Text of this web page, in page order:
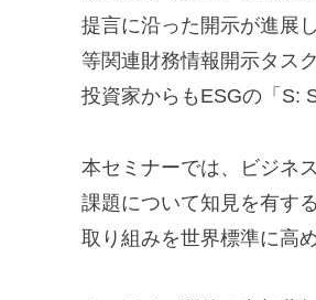
提言に沿った開示が進展
等関連財務情報開示タス
投資家からもESGの「S:
本セミナーでは、ビジネ
課題について知見を有す
取り組みを世界標準に高